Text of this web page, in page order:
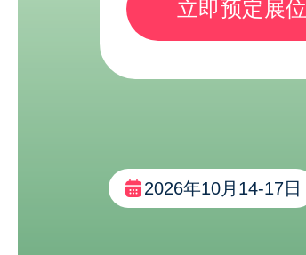
立即预定展位
2026年10月14-17日